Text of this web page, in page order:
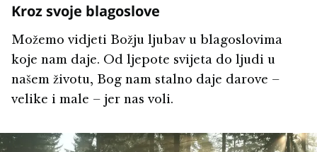
Kroz svoje blagoslove
Možemo vidjeti Božju ljubav u blagoslovima
koje nam daje. Od ljepote svijeta do ljudi u
našem životu, Bog nam stalno daje darove –
velike i male – jer nas voli.